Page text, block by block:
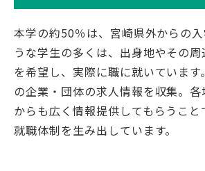
採用情報
個人情報保護方針
本学の約50％は、宮崎県外からの
うな学生の多くは、出身地やその
を希望し、実際に職に就いていま
の企業・団体の求人情報を収集。
からも広く情報提供してもらうこ
就職体制を生み出しています。